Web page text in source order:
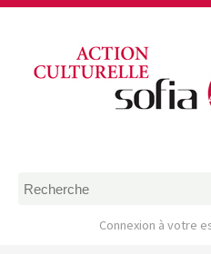
Connexion à votre